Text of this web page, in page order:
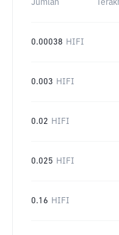
Jumlah
0.00038 HIFI
0.003 HIFI
0.02 HIFI
0.025 HIFI
0.16 HIFI